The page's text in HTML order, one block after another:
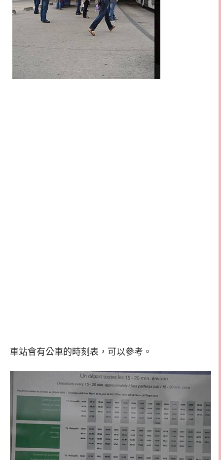
車站會有公車的時刻表，可以參考。